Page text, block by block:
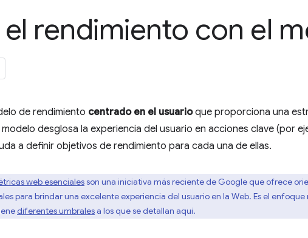
rendimiento con el
de rendimiento centrado en el usuarioque proporciona una
desglosa la experiencia del usuario en acciones clave (por
a definir objetivos de rendimiento para cada una de ellas.
web esencialesson una iniciativa más reciente de Google que ofrece
para brindar una excelente experiencia del usuario en la Web. Es el
diferentes umbralesa los que se detallan aquí.